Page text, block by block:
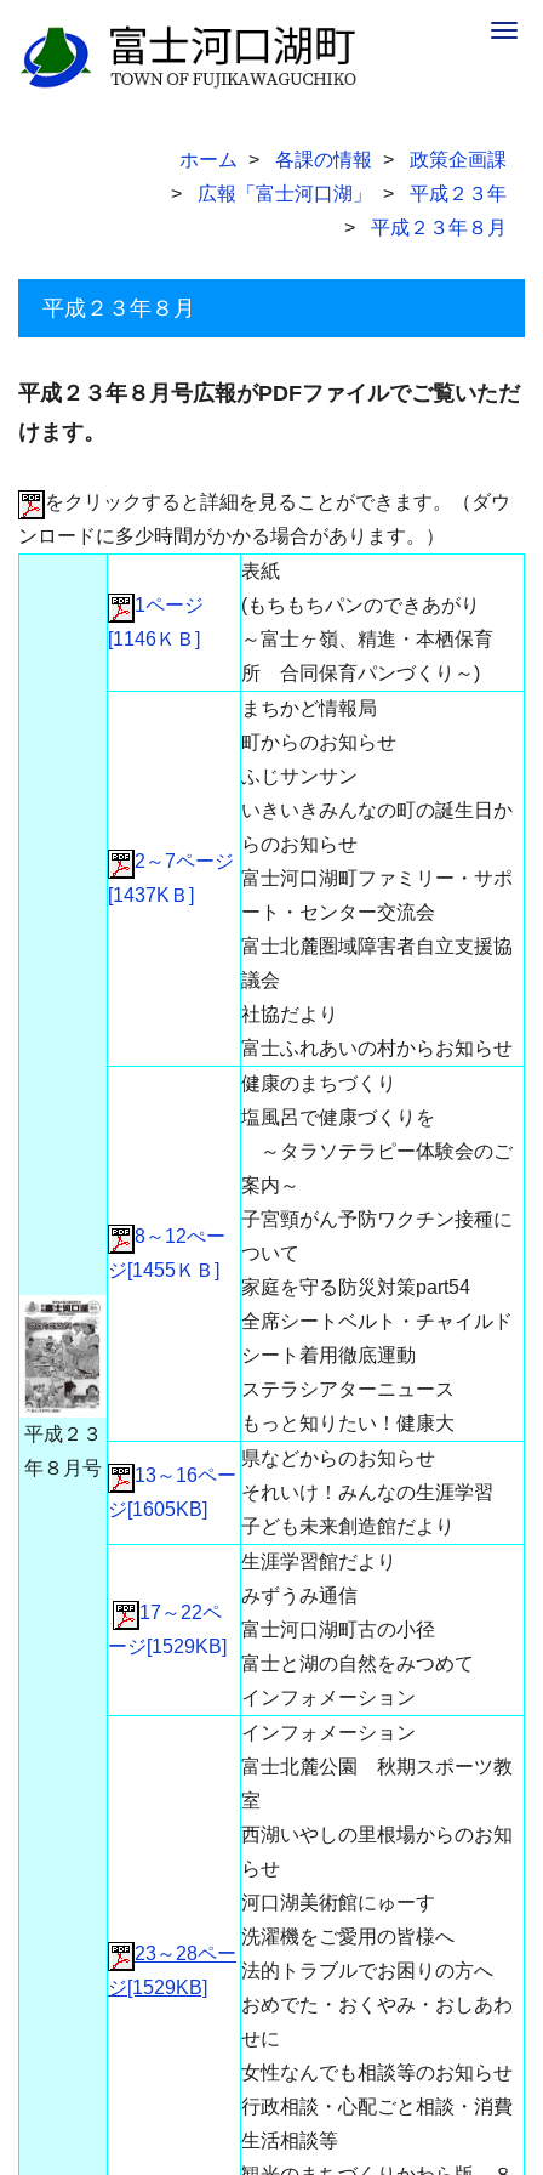
ホーム 各課の情報
政策企画課
広報「富士河口湖」
平成２３年
平成２３年８月
平成２３年８月
平成２３年８月号広報がPDFファイルでご覧いただ
けます。
をクリックすると詳細を見ることができます。（ダウ
ンロードに多少時間がかかる場合があります。）
平成２３
年８月号
1ページ
[1146ＫＢ]
表紙
(もちもちパンのできあがり
～富士ヶ嶺、精進・本栖保育
所 合同保育パンづくり～)
2～7ページ
[1437KＢ]
まちかど情報局
町からのお知らせ
ふじサンサン
いきいきみんなの町の誕生日か
らのお知らせ
富士河口湖町ファミリー・サポ
ート・センター交流会
富士北麓圏域障害者自立支援協
議会
社協だより
富士ふれあいの村からお知らせ
8～12ぺー
ジ[1455ＫＢ]
健康のまちづくり
塩風呂で健康づくりを
～タラソテラピー体験会のご
案内～
子宮頸がん予防ワクチン接種に
ついて
家庭を守る防災対策part54
全席シートベルト・チャイルド
シート着用徹底運動
ステラシアターニュース
もっと知りたい！健康大
13～16ペー
ジ[1605KB]
県などからのお知らせ
それいけ！みんなの生涯学習
子ども未来創造館だより
17～22ペ
ージ[1529KB]
生涯学習館だより
みずうみ通信
富士河口湖町古の小径
富士と湖の自然をみつめて
インフォメーション
23～28ペー
ジ[1529KB]
インフォメーション
富士北麓公園 秋期スポーツ教
室
西湖いやしの里根場からのお知
らせ
河口湖美術館にゅーす
洗濯機をご愛用の皆様へ
法的トラブルでお困りの方へ
おめでた・おくやみ・おしあわ
せに
女性なんでも相談等のお知らせ
行政相談・心配ごと相談・消費
生活相談等